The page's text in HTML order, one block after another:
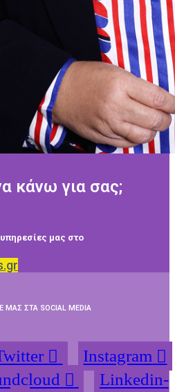
κάνω για σας;
υπηρεσίες μας στο
ΣΤΑ SOCIAL MEDIA
Instagram
Linkedin-